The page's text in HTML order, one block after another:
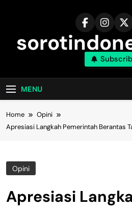
MENU
Home
Opini
Apresiasi Langkah Pemerintah Berantas
Opini
Apresiasi